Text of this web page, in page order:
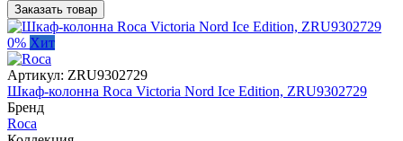
Заказать товар
0% Хит
Артикул: ZRU9302729
Шкаф-колонна Roca Victoria Nord Ice Edition, ZRU9302729
Бренд
Roca